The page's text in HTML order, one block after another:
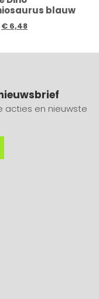
blauw
€ 6,48
acties en nieuwste